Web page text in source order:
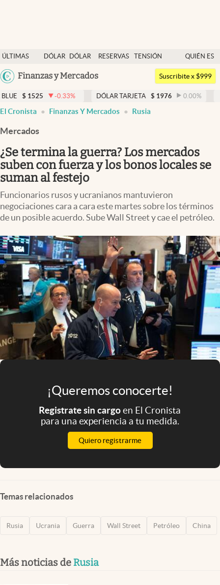
ÚLTIMAS
NOTICIAS
DÓLAR
DÓLAR
RESERVAS
TENSIÓN
GEOPOLÍTICA
QUIÉN ES
QUIÉN
Argentina
Uruguay
Finanzas y Mercados
Dólar
Members
Economía y Política
Finanzas y Mercados
Mercados Online
Negocios
Columnistas
Apertura
Clase
Clima
Mundial 2026
Eventos Corporativos
El Cronista Studio
Mediakit
abre en nueva pestaña
Suscribite x $999
-0.33% DÓLAR TARJETA $ 1976 0.00% DÓLAR
El Cronista Finanzas Y Mercados Rusia
Mercados
¿Se termina la guerra? Los mercados
suben con fuerza y los bonos locales se
suman al festejo
Funcionarios rusos y ucranianos mantuvieron
negociaciones cara a cara este martes sobre los términos
de un posible acuerdo. Sube Wall Street y cae el petróleo.
¡Queremos conocerte!
Registrate sin cargoen El Cronista
para una experiencia a tu medida.
Quiero registrarme
Temas relacionados
Rusia Ucrania Guerra Wall Street Petróleo China
Más noticias de Rusia